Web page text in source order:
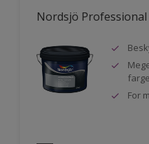
Nordsjö Professional
For